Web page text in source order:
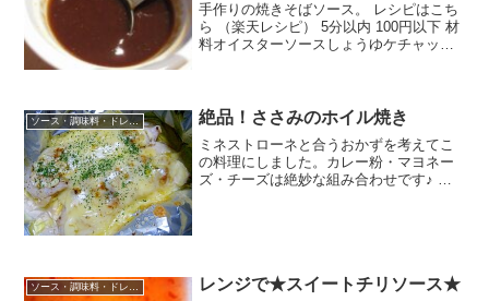
手作りの焼きそばソース。 レシピはこち
ら （楽天レシピ） 5分以内 100円以下 材
料オイスターソースしょうゆケチャップ
ソース・調味料・ドレッシング 絶品！ささみのホイル焼き
ミネストローネと合うおかずを考えてこ
の料理にしました。カレー粉・マヨネー
ズ・チーズは絶妙な組み合わせです♪ レ
レンジで★スイートチリソース★